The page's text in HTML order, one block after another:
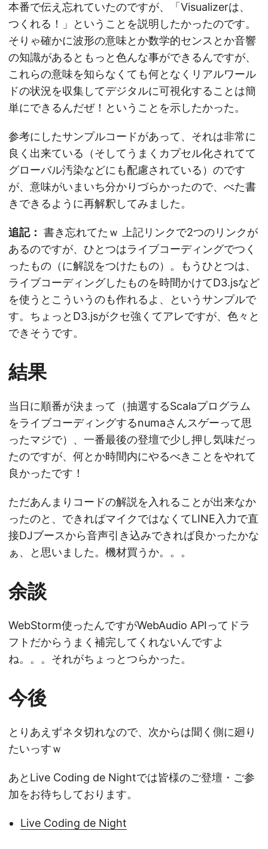
本番で伝え忘れていたのですが、「Visualizerは、
つくれる！」ということを説明したかったのです。
そりゃ確かに波形の意味とか数学的センスとか音響
の知識があるともっと色んな事ができるんですが、
これらの意味を知らなくても何となくリアルワール
ドの状況を収集してデジタルに可視化することは簡
単にできるんだぜ！ということを示したかった。
参考にしたサンプルコードがあって、それは非常に
良く出来ている（そしてうまくカプセル化されてて
グローバル汚染などにも配慮されている）のです
が、意味がいまいち分かりづらかったので、べた書
きできるように再解釈してみました。
追記： 書き忘れてたｗ 上記リンクで2つのリンクが
あるのですが、ひとつはライブコーディングでつく
ったもの（に解説をつけたもの）。もうひとつは、
ライブコーディングしたものを時間かけてD3.jsなど
を使うとこういうのも作れるよ、というサンプルで
す。ちょっとD3.jsがクセ強くてアレですが、色々と
できそうです。
結果
当日に順番が決まって（抽選するScalaプログラム
をライブコーディングするnumaさんスゲーって思
ったマジで）、一番最後の登壇で少し押し気味だっ
たのですが、何とか時間内にやるべきことをやれて
良かったです！
ただあんまりコードの解説を入れることが出来なか
ったのと、できればマイクではなくてLINE入力で直
接DJブースから音声引き込みできれば良かったかな
ぁ、と思いました。機材買うか。。。
余談
WebStorm使ったんですがWebAudio APIってドラ
フトだからうまく補完してくれないんですよ
ね。。。それがちょっとつらかった。
今後
とりあえずネタ切れなので、次からは聞く側に廻り
たいっすｗ
あとLive Coding de Nightでは皆様のご登壇・ご参
加をお待ちしております。
Live Coding de Night